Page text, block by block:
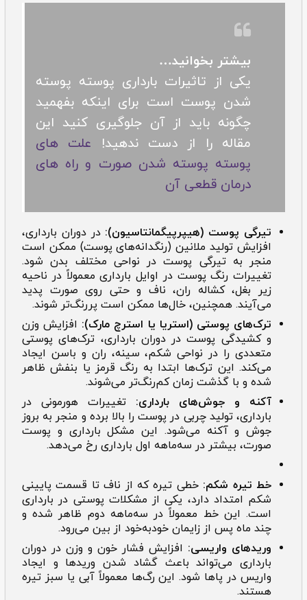
بیشتر بخوانید…
یکی از تاثیرات بارداری پوسته پوسته
شدن پوست است برای اینکه بفهمید
چگونه باید از آن جلوگیری کنید این
مقاله را از دست ندهید! علت های
پوسته پوسته شدن صورت و راه های
درمان قطعی آن
تیرگی پوست (هیپرپیگمانتاسیون): در دوران بارداری،
افزایش تولید ملانین (رنگدانه‌های پوست) ممکن است
منجر به تیرگی پوست در نواحی مختلف بدن شود.
تغییرات رنگ پوست در اوایل بارداری معمولاً در ناحیه
زیر بغل، کشاله ران، ناف و حتی روی صورت پدید
می‌آیند. همچنین، خال‌ها ممکن است پررنگ‌تر شوند.
ترک‌های پوستی (استریا یا استرچ مارک): افزایش وزن
و کشیدگی پوست در دوران بارداری، ترک‌های پوستی
متعددی را در نواحی شکم، سینه، ران و باسن ایجاد
می‌کند. این ترک‌ها ابتدا به رنگ قرمز یا بنفش ظاهر
شده و با گذشت زمان کم‌رنگ‌تر می‌شوند.
آکنه و جوش‌های بارداری: تغییرات هورمونی در
بارداری، تولید چربی در پوست را بالا برده و منجر به بروز
جوش و آکنه می‌شود. این مشکل بارداری و پوست
صورت، بیشتر در سه‌ماهه اول بارداری رخ می‌دهد.
خط تیره شکم: خطی تیره که از ناف تا قسمت پایینی
شکم امتداد دارد، یکی از ‌‌‌مشکلات پوستی در بارداری
است. این خط معمولاً در سه‌ماهه دوم ظاهر شده و
چند ماه پس از زایمان خودبه‌خود از بین می‌رود.
وریدهای واریسی: افزایش فشار خون و وزن در دوران
بارداری می‌تواند باعث گشاد شدن وریدها و ایجاد
واریس در پاها شود. این رگ‌ها معمولاً آبی یا سبز تیره
هستند.